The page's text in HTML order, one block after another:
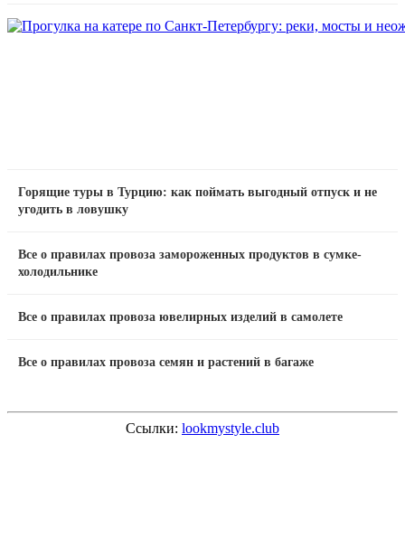
Горящие туры в Турцию: как поймать выгодный отпуск и не
угодить в ловушку
Все о правилах провоза замороженных продуктов в сумке-
холодильнике
Все о правилах провоза ювелирных изделий в самолете
Все о правилах провоза семян и растений в багаже
Ссылки: lookmystyle.club